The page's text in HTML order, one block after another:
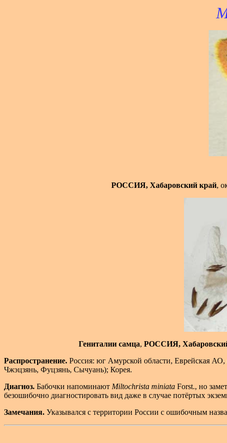
РОССИЯ, Хабаровский край,
Гениталии самца, РОССИЯ,
Распространение. Россия: юг Амурской области, Еврейская
Чжэцзянь, Фуцзянь, Сычуань); Корея.
Диагноз. Бабочки напоминают Miltochrista miniata Forst., но
безошибочно диагностировать вид даже в случае потёртых
Замечания. Указывался с территории России с ошибочным